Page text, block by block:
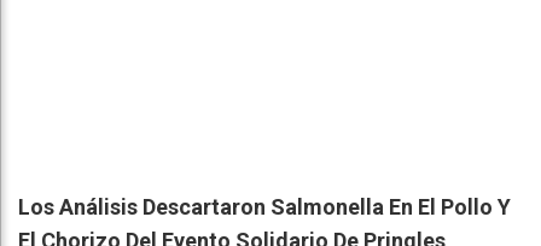
Los Análisis Descartaron Salmonella En El Pollo Y
El Chorizo Del Evento Solidario De Pringles